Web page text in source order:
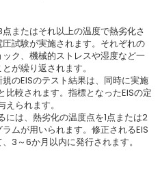
またはそれ以上の温度で熱劣化さ
試験が実施されます。それぞれの
ク、機械的ストレスや湿度など一
が繰り返されます。
のEISのテスト結果は、同時に実施
比較されます。指標となったEISの定
られます。
には、熱劣化の温度点を1点または2
ムが用いられます。修正されるEIS
3～6か月以内に発行されます。